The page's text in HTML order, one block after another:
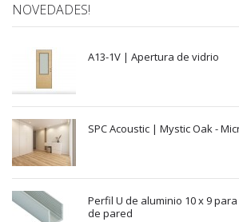
NOVEDADES!
A13-1V | Apertura de vidrio
SPC Acoustic | Mystic Oak -
Perfil U de aluminio 10 x 9
de pared